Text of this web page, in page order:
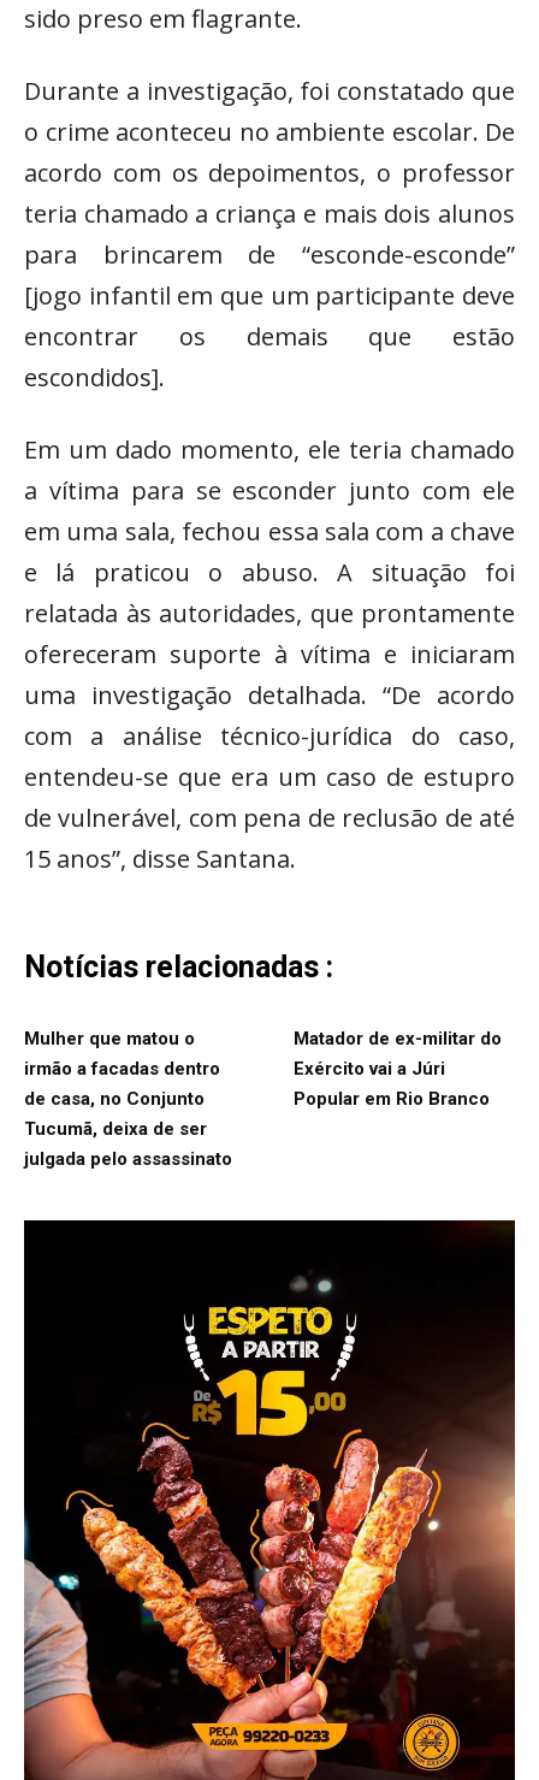
sido preso em flagrante.
Durante a investigação, foi constatado que
o crime aconteceu no ambiente escolar. De
acordo com os depoimentos, o professor
teria chamado a criança e mais dois alunos
para brincarem de “esconde-esconde”
[jogo infantil em que um participante deve
encontrar os demais que estão
escondidos].
Em um dado momento, ele teria chamado
a vítima para se esconder junto com ele
em uma sala, fechou essa sala com a chave
e lá praticou o abuso. A situação foi
relatada às autoridades, que prontamente
ofereceram suporte à vítima e iniciaram
uma investigação detalhada. “De acordo
com a análise técnico-jurídica do caso,
entendeu-se que era um caso de estupro
de vulnerável, com pena de reclusão de até
15 anos”, disse Santana.
Notícias relacionadas :
Mulher que matou o
irmão a facadas dentro
de casa, no Conjunto
Tucumã, deixa de ser
julgada pelo assassinato
Matador de ex-militar do
Exército vai a Júri
Popular em Rio Branco